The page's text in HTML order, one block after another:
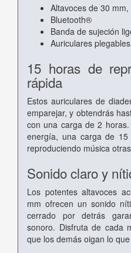
Altavoces de 30
Bluetooth®
Banda de sujeción
Auriculares plegables
15 horas de
rápida
Estos auriculares de
emparejar, y obtendrás
con una carga de 2
energía, una carga de
reproduciendo música
Sonido claro y
Los potentes altavoces
mm ofrecen un sonido
cerrado por detrás
sonoro. Disfruta de cada
que los demás oigan lo